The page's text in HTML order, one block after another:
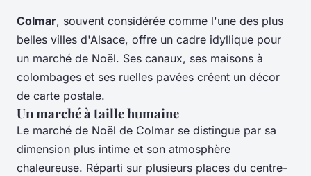
Colmar, souvent considérée comme l'une des plus
belles villes d'Alsace, offre un cadre idyllique pour
un marché de Noël. Ses canaux, ses maisons à
colombages et ses ruelles pavées créent un décor
de carte postale.
Un marché à taille humaine
Le marché de Noël de Colmar se distingue par sa
dimension plus intime et son atmosphère
chaleureuse. Réparti sur plusieurs places du centre-